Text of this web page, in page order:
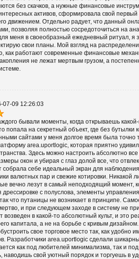
без скачков, а нужные финансовые
активов, сформировала свой
движением. Отдельно радует, что данный
позволяя полностью сосредоточиться на
меня в своеобразный ежедневный ритуал, я
свои планы. Мой взгляд на
как работают современные финансовые
не лежат мертвым грузом, а
07-09 12:26:03
бывали моменты, когда открываешь
попала на секретный объект, где без
сайтами у меня долгое время была точно
area.uportlogic, которая приятно
Здесь можно настроить абсолютно
окон и убирая с глаз долой все, что
себе идеальный экран для
валютных пар и свежие котировки.
вечно лезут в самый неподходящий момент,
с полуслова, элементы
что путаницы не возникает в принципе.
и при следующем заходе в систему не
возведен в какой-то абсолютный культ, и это
капитала, а не на борьбе с кривым
свое торговое место так, как удобно
Разработчики area.uportlogic сделали
как под любителей минимализма, так и
наводишь свой уютный порядок и торгуешь в